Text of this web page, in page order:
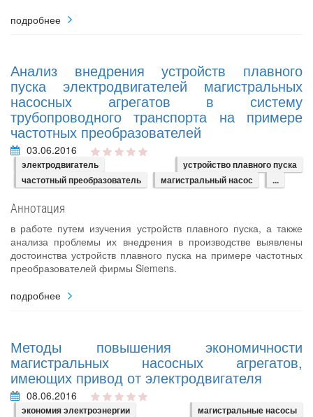
подробнее
Анализ внедрения устройств плавного
пуска электродвигателей магистральных
насосных агрегатов в систему
трубопроводного транспорта на примере
частотных преобразователей
03.06.2016
электродвигатель
устройство плавного пуска
частотный преобразователь
магистральный насос ...
Аннотация
в работе путем изучения устройств плавного пуска, а также
анализа проблемы их внедрения в производстве выявлены
достоинства устройств плавного пуска на примере частотных
преобразователей фирмы Siemens.
подробнее
Методы повышения экономичности
магистральных насосных агрегатов,
имеющих привод от электродвигателя
08.06.2016
экономия электроэнергии
магистральные насосы